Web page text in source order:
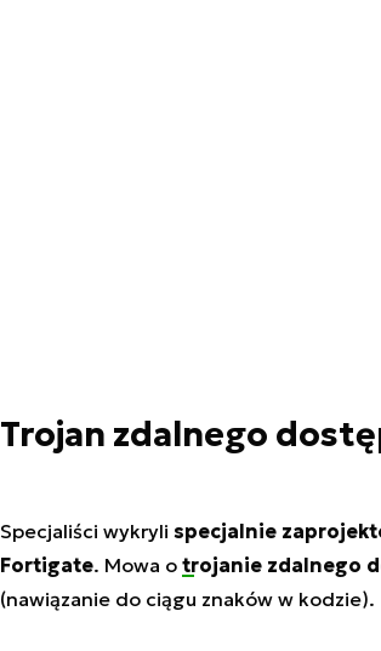
Trojan zdalnego
Specjaliści wykryli specjalnie
Fortigate. Mowa o trojanie zdalnego
(nawiązanie do ciągu znaków w kodzie).